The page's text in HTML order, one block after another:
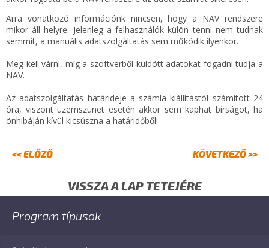
Arra vonatkozó információnk nincsen, hogy a NAV rendszere
mikor áll helyre. Jelenleg a felhasználók külön tenni nem tudnak
semmit, a manuális adatszolgáltatás sem működik ilyenkor.
Meg kell várni, míg a szoftverből küldött adatokat fogadni tudja a
NAV.
Az adatszolgáltatás határideje a számla kiállítástól számított 24
óra, viszont üzemszünet esetén akkor sem kaphat bírságot, ha
önhibáján kívül kicsúszna a határidőből!
<< ELŐZŐ KÖVETKEZŐ >>
VISSZA A LAP TETEJÉRE
Program típusok